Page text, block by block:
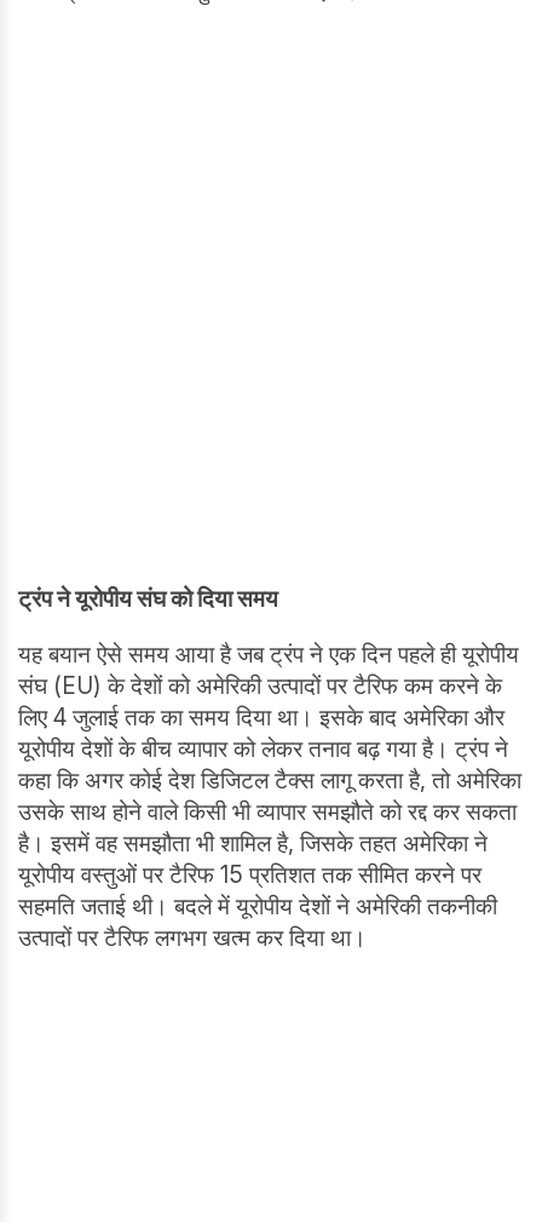
ट्रंप ने यूरोपीय संघ को दिया समय
यह बयान ऐसे समय आया है जब ट्रंप ने एक दिन पहले ही यूरोपीय
संघ (EU) के देशों को अमेरिकी उत्पादों पर टैरिफ कम करने के
लिए 4 जुलाई तक का समय दिया था। इसके बाद अमेरिका और
यूरोपीय देशों के बीच व्यापार को लेकर तनाव बढ़ गया है। ट्रंप ने
कहा कि अगर कोई देश डिजिटल टैक्स लागू करता है, तो अमेरिका
उसके साथ होने वाले किसी भी व्यापार समझौते को रद्द कर सकता
है। इसमें वह समझौता भी शामिल है, जिसके तहत अमेरिका ने
यूरोपीय वस्तुओं पर टैरिफ 15 प्रतिशत तक सीमित करने पर
सहमति जताई थी। बदले में यूरोपीय देशों ने अमेरिकी तकनीकी
उत्पादों पर टैरिफ लगभग खत्म कर दिया था।